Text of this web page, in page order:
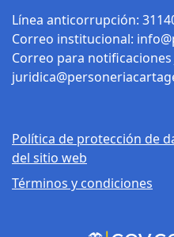
Línea anticorrupción:
Correo institucional:
Correo para notificaciones
Política de protección de
del sitio web
Términos y condiciones